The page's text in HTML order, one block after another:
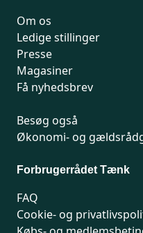
Om os
Ledige stillinger
Presse
Magasiner
Få nyhedsbrev
Besøg også
Økonomi- og
Forbrugerrådet Tænk
FAQ
Cookie- og